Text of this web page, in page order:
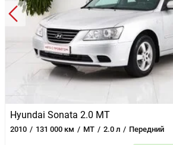
Hyundai Sonata 2.0 MT
2010 131 000 км MT 2.0 л Передний